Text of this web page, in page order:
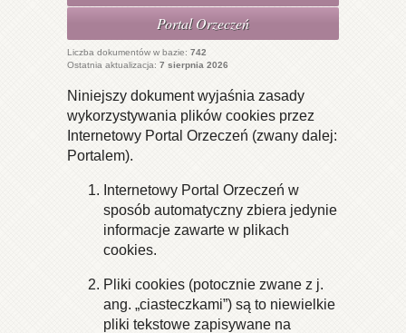
Portal Orzeczeń
Liczba dokumentów w bazie: 742
Ostatnia aktualizacja: 7 sierpnia 2026
Niniejszy dokument wyjaśnia zasady
wykorzystywania plików cookies przez
Internetowy Portal Orzeczeń (zwany dalej:
Portalem).
Internetowy Portal Orzeczeń w
sposób automatyczny zbiera jedynie
informacje zawarte w plikach
cookies.
Pliki cookies (potocznie zwane z j.
ang. „ciasteczkami”) są to niewielkie
pliki tekstowe zapisywane na